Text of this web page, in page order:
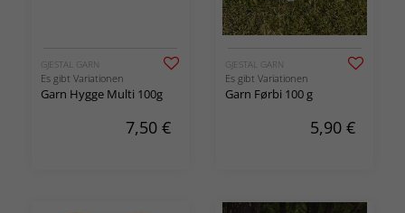
GJESTAL GARN
Es gibt Variationen
Garn Hygge Multi 100g
7,50 €
GJESTAL GARN
Es gibt Variationen
Garn Førbi 100 g
5,90 €